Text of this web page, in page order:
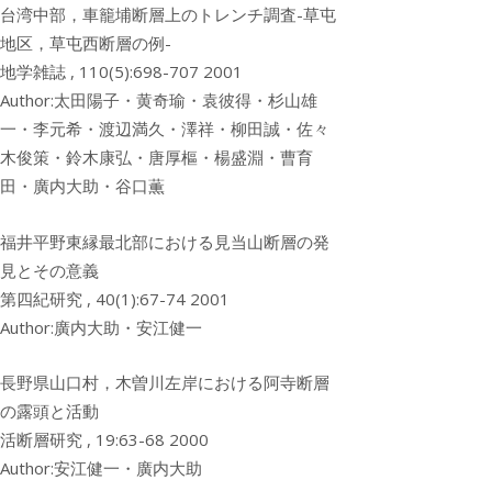
台湾中部，車籠埔断層上のトレンチ調査-草屯
地区，草屯西断層の例-
地学雑誌 , 110(5):698-707 2001
Author:太田陽子・黄奇瑜・袁彼得・杉山雄
一・李元希・渡辺満久・澤祥・柳田誠・佐々
木俊策・鈴木康弘・唐厚樞・楊盛淵・曹育
田・廣内大助・谷口薫
福井平野東縁最北部における見当山断層の発
見とその意義
第四紀研究 , 40(1):67-74 2001
Author:廣内大助・安江健一
長野県山口村，木曽川左岸における阿寺断層
の露頭と活動
活断層研究 , 19:63-68 2000
Author:安江健一・廣内大助